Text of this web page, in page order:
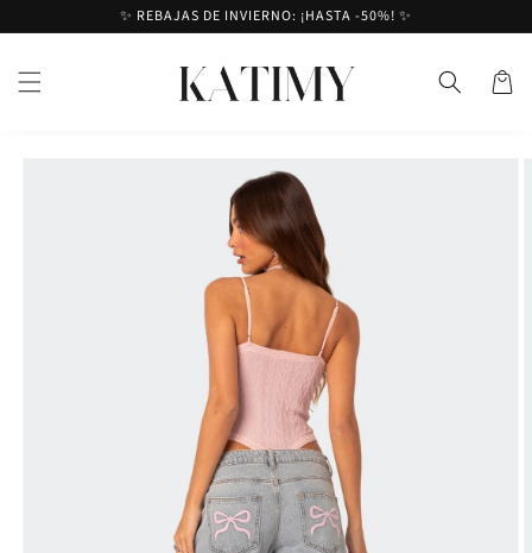
contenido
✨ REBAJAS DE INVIERNO: ¡HASTA -50%! ✨
Cesta